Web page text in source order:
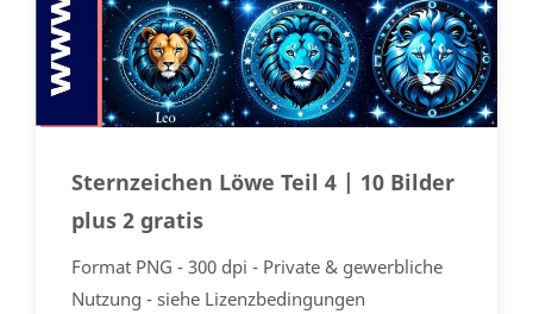
Sternzeichen Löwe Teil 4 | 10 Bilder
plus 2 gratis
Format PNG - 300 dpi - Private & gewerbliche
Nutzung - siehe Lizenzbedingungen